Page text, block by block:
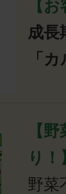
【
成長
「
【
り！
野菜